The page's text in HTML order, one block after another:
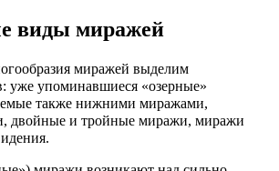
виды миражей
миражей выделим
уже упоминавшиеся «озерные»
также нижними миражами,
двойные и тройные миражи, миражи